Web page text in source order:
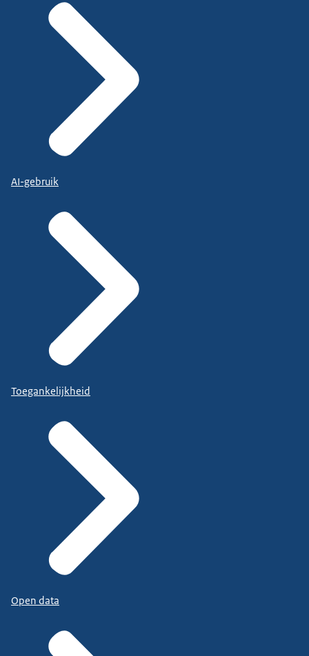
AI-gebruik
Toegankelijkheid
Open data